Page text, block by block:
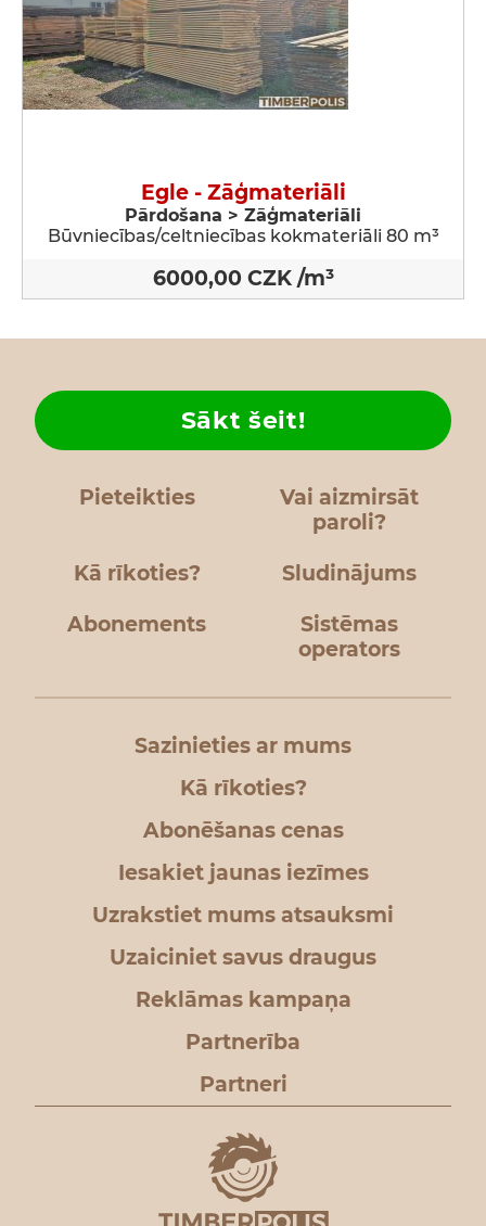
Egle - Zāģmateriāli
Pārdošana > Zāģmateriāli
Būvniecības/celtniecības kokmateriāli 80 m³
6000,00 CZK /m³
Pieteikties
Vai aizmirsāt
paroli?
Kā rīkoties?
Sākt šeit!
Sludinājums
Abonements
Sistēmas
operators
Sazinieties ar mums
Kā rīkoties?
Abonēšanas cenas
Iesakiet jaunas iezīmes
Uzrakstiet mums atsauksmi
Uzaiciniet savus draugus
Reklāmas kampaņa
Partnerība
Partneri